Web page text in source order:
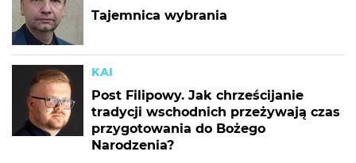
Tajemnica wybrania
KAI
Post Filipowy. Jak chrześcijanie
tradycji wschodnich przeżywają czas
przygotowania do Bożego
Narodzenia?